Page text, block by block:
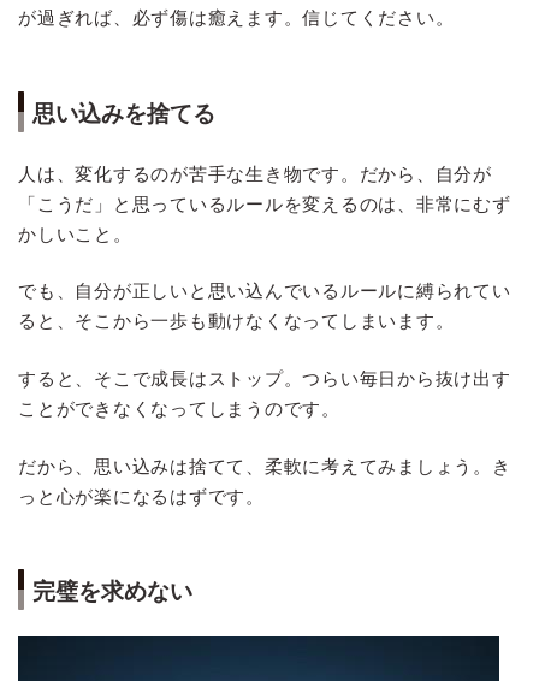
が過ぎれば、必ず傷は癒えます。信じてください。
思い込みを捨てる
人は、変化するのが苦手な生き物です。だから、自分が
「こうだ」と思っているルールを変えるのは、非常にむず
かしいこと。
でも、自分が正しいと思い込んでいるルールに縛られてい
ると、そこから一歩も動けなくなってしまいます。
すると、そこで成長はストップ。つらい毎日から抜け出す
ことができなくなってしまうのです。
だから、思い込みは捨てて、柔軟に考えてみましょう。き
っと心が楽になるはずです。
完璧を求めない